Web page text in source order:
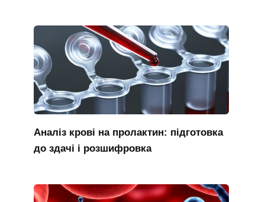
Аналіз крові на пролактин: підготовка
до здачі і розшифровка